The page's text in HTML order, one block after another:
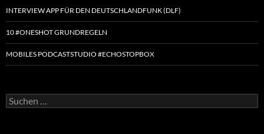
INTERVIEW APP FÜR DEN DEUTSCHLANDFUNK (DLF)
10 #ONESHOT GRUNDREGELN
MOBILES PODCASTSTUDIO #ECHOSTOPBOX
Suchen
nach: